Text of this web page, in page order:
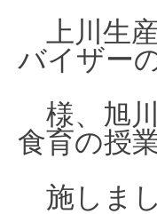
上川生
バイザー
様、旭
食育の授
施 しま